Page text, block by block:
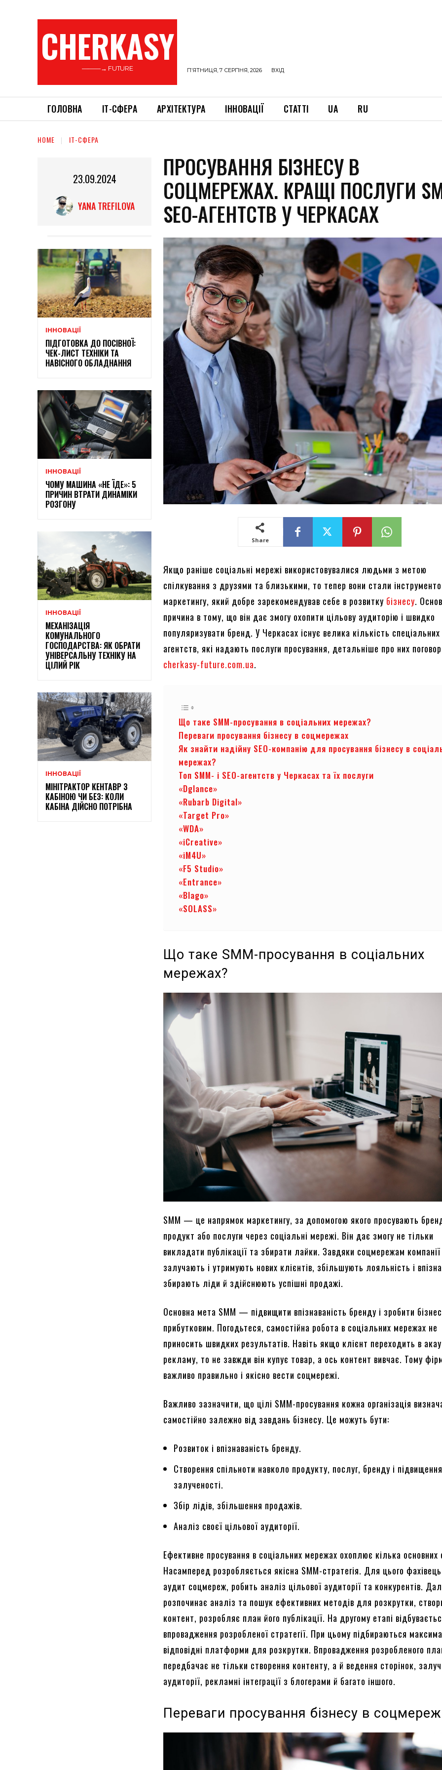
CHERKASY
———→ FUTURE П’ЯТНИЦЯ, 7 СЕРПНЯ, 2026 ВХІД
ГОЛОВНА ІТ-СФЕРА АРХІТЕКТУРА ІННОВАЦІЇ СТАТТІ UA RU
HOME ІТ-СФЕРА
23.09.2024
YANA TREFILOVA
ІННОВАЦІЇ
ПІДГОТОВКА ДО ПОСІВНОЇ:
ЧЕК-ЛИСТ ТЕХНІКИ ТА
НАВІСНОГО ОБЛАДНАННЯ
ІННОВАЦІЇ
ЧОМУ МАШИНА «НЕ ЇДЕ»: 5
ПРИЧИН ВТРАТИ ДИНАМІКИ
РОЗГОНУ
ІННОВАЦІЇ
МЕХАНІЗАЦІЯ
КОМУНАЛЬНОГО
ГОСПОДАРСТВА: ЯК ОБРАТИ
УНІВЕРСАЛЬНУ ТЕХНІКУ НА
ЦІЛИЙ РІК
ІННОВАЦІЇ
МІНІТРАКТОР КЕНТАВР З
КАБІНОЮ ЧИ БЕЗ: КОЛИ
КАБІНА ДІЙСНО ПОТРІБНА
ПРОСУВАННЯ БІЗНЕСУ В
СОЦМЕРЕЖАХ. КРАЩІ ПОСЛУГИ
SEO-АГЕНТСТВ У ЧЕРКАСАХ
Share
Якщо раніше соціальні мережі використовувалися людьми з метою
спілкування з друзями та близькими, то тепер вони стали
маркетингу, який добре зарекомендував себе в розвитку бізнесу.
причина в тому, що він дає змогу охопити цільову аудиторію і швидко
популяризувати бренд. У Черкасах існує велика кількість спеціальних
агентств, які надають послуги просування, детальніше про них
cherkasy-future.com.ua.
Що таке SMM-просування в соціальних мережах?
Переваги просування бізнесу в соцмережах
Як знайти надійну SEO-компанію для просування бізнесу в
мережах?
Топ SMM- і SEO-агентств у Черкасах та їх послуги
«Dglance»
«Rubarb Digital»
«Target Pro»
«WDA»
«iCreative»
«iM4U»
«F5 Studio»
«Entrance»
«Blago»
«SOLASS»
Що таке SMM-просування в соціальних
мережах?
SMM — це напрямок маркетингу, за допомогою якого просувають
продукт або послуги через соціальні мережі. Він дає змогу не тільки
викладати публікації та збирати лайки. Завдяки соцмережам компанії
залучають і утримують нових клієнтів, збільшують лояльність і
збирають ліди й здійснюють успішні продажі.
Основна мета SMM — підвищити впізнаваність бренду і зробити бізнес
прибутковим. Погодьтеся, самостійна робота в соціальних мережах не
приносить швидких результатів. Навіть якщо клієнт переходить в
рекламу, то не завжди він купує товар, а ось контент вивчає. Тому
важливо правильно і якісно вести соцмережі.
Важливо зазначити, що цілі SMM-просування кожна організація
самостійно залежно від завдань бізнесу. Це можуть бути:
Розвиток і впізнаваність бренду.
Створення спільноти навколо продукту, послуг, бренду і
залученості.
Збір лідів, збільшення продажів.
Аналіз своєї цільової аудиторії.
Ефективне просування в соціальних мережах охоплює кілька основних
Насамперед розробляється якісна SMM-стратегія. Для цього
аудит соцмереж, робить аналіз цільової аудиторії та конкурентів.
розпочинає аналіз та пошук ефективних методів для розкрутки,
контент, розробляє план його публікації. На другому етапі
впровадження розробленої стратегії. При цьому підбираються
відповідні платформи для розкрутки. Впровадження розробленого
передбачає не тільки створення контенту, а й ведення сторінок,
аудиторії, рекламні інтеграції з блогерами й багато іншого.
Переваги просування бізнесу в